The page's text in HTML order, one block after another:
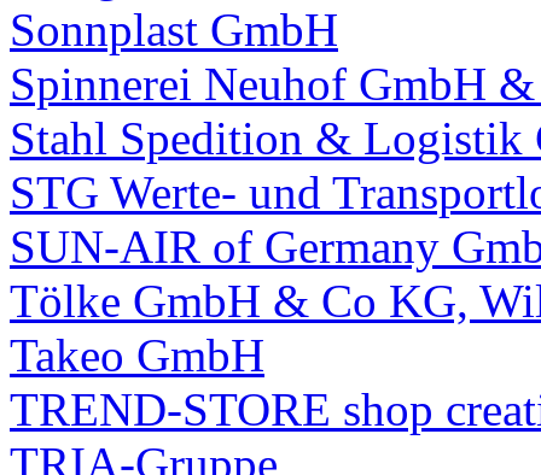
Sonnplast GmbH
Spinnerei Neuhof GmbH
Stahl Spedition & Logistik
STG Werte- und
SUN-AIR of Germany
Tölke GmbH & Co KG,
Takeo GmbH
TREND-STORE shop
TRIA-Gruppe